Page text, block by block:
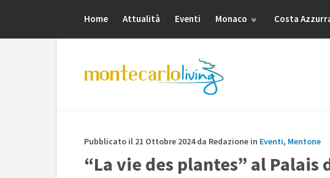
Home Attualità Eventi Monaco Costa
Pubblicato il 21 Ottobre 2024 da Redazione in Eventi, Mentone
“La vie des plantes” al Palais